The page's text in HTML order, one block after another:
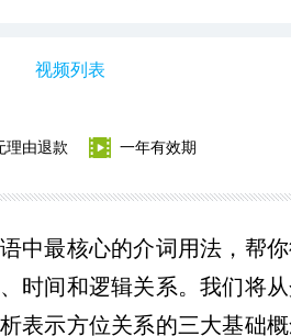
视频列表
理由退款 一年有效期
中最核心的介词用法，帮
时间和逻辑关系。我们将
表示方位关系的三大基础